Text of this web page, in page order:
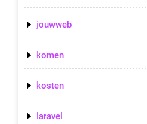
jouwweb
komen
kosten
laravel